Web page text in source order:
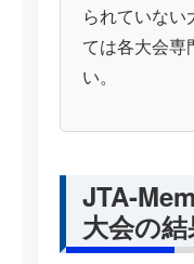
られていない
ては各大会専
い。
JTA-
大会の